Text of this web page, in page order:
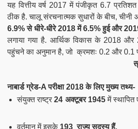
यह वित्तीय वर्ष 2017 में पंजीकृत 6.7
ठीक है. चालू संरचनात्मक सुधारों के बीच, चीनी
6.9% से धीरे-धीरे 2018 में 6.5% हुई और
लगाया गया है. आर्थिक विकास के 2018
पहुंचने का अनुमान है, जो क्रमशः 0.2 और 0.1
नाबार्ड ग्रेड-A परीक्षा 2018 के लिए मुख्य तथ्य-
संयुक्त राष्ट्र24 अक्टूबर 1945में स्थापित
वर्तमान में इसके 193 राज्यसदस्य हैं.